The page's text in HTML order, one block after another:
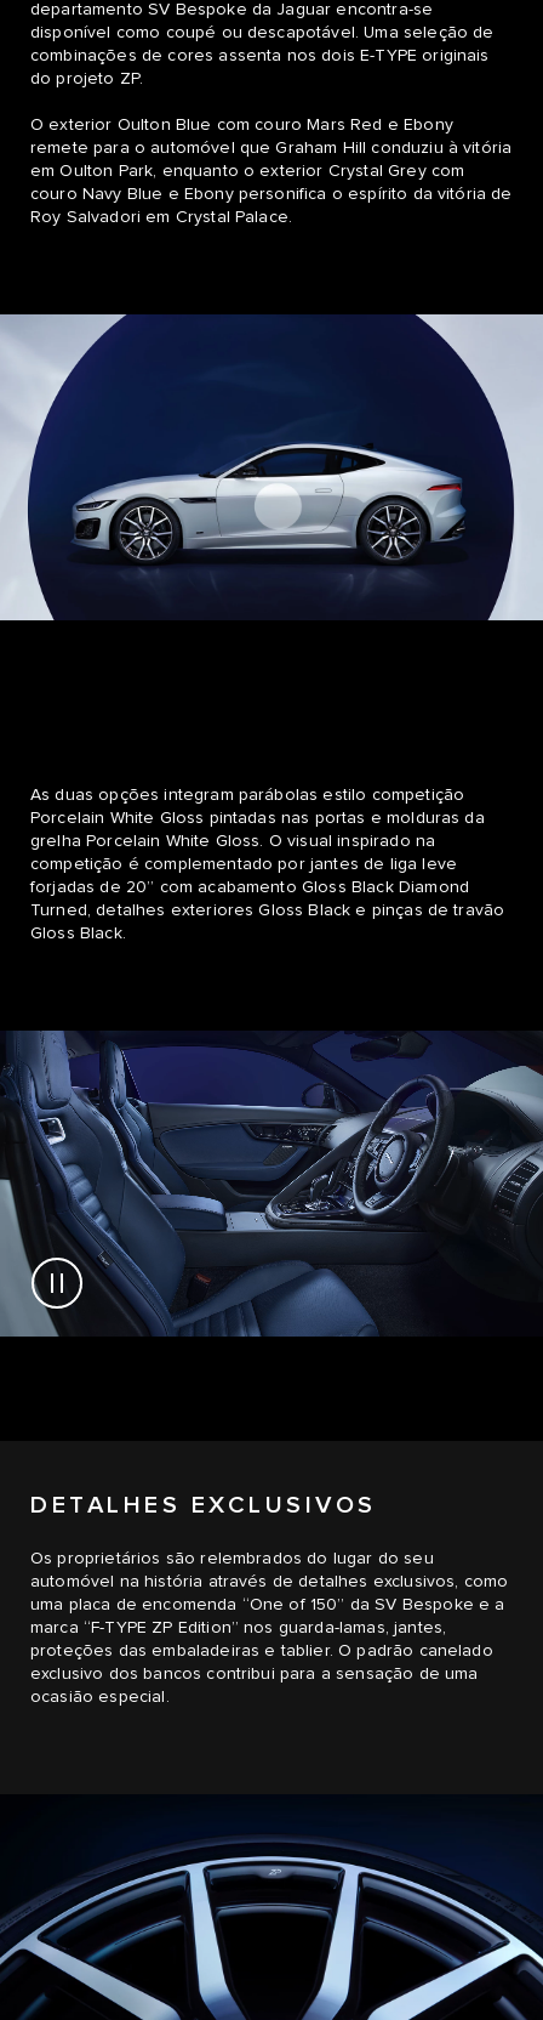
departamento SV Bespoke da Jaguar encontra-se
disponível como coupé ou descapotável. Uma seleção de
combinações de cores assenta nos dois E-TYPE originais
do projeto ZP.
O exterior Oulton Blue com couro Mars Red e Ebony
remete para o automóvel que Graham Hill conduziu à vitória
em Oulton Park, enquanto o exterior Crystal Grey com
couro Navy Blue e Ebony personifica o espírito da vitória de
Roy Salvadori em Crystal Palace.
As duas opções integram parábolas estilo competição
Porcelain White Gloss pintadas nas portas e molduras da
grelha Porcelain White Gloss. O visual inspirado na
competição é complementado por jantes de liga leve
forjadas de 20” com acabamento Gloss Black Diamond
Turned, detalhes exteriores Gloss Black e pinças de travão
Gloss Black.
DETALHES EXCLUSIVOS
Os proprietários são relembrados do lugar do seu
automóvel na história através de detalhes exclusivos, como
uma placa de encomenda “One of 150” da SV Bespoke e a
marca “F-TYPE ZP Edition” nos guarda-lamas, jantes,
proteções das embaladeiras e tablier. O padrão canelado
exclusivo dos bancos contribui para a sensação de uma
ocasião especial.